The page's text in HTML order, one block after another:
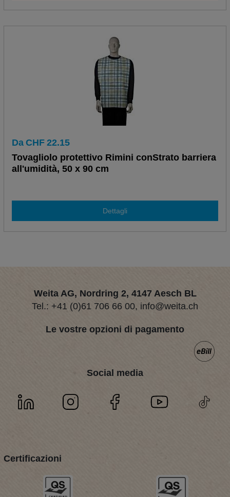
Da CHF 22.15
Tovagliolo protettivo Rimini conStrato barriera
all'umidità, 50 x 90 cm
Dettagli
Weita AG, Nordring 2, 4147 Aesch BL
Tel.: +41 (0)61 706 66 00, info@weita.ch
Le vostre opzioni di pagamento
Social media
Certificazioni